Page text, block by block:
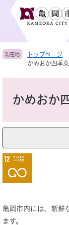
頭
す
飛
し
現在地 トップページ
かめおか四季
かめおか
亀岡市内には、新鮮
ます。